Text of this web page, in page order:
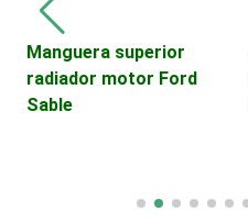
Clínicas de Belleza
Manguera superior
radiador motor Ford
Sable